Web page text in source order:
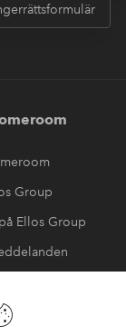
Group
Ellos Group